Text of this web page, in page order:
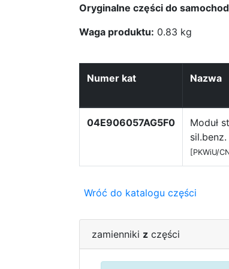
Oryginalne części do
Waga produktu: 0.83 kg
Numer kat Nazwa
04E906057AG5F0
Moduł
sil.benz.
[PKWiU/
Wróć do katalogu części
zamienniki z części